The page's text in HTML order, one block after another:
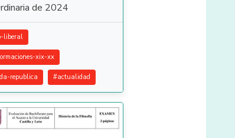
de 2024
liberal
xix-xx
republica #actualidad